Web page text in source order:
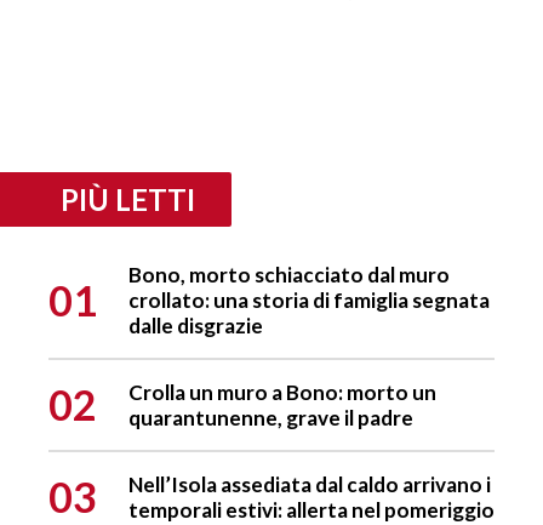
PIÙ LETTI
01
Bono, morto schiacciato dal muro
crollato: una storia di famiglia segnata
dalle disgrazie
02
Crolla un muro a Bono: morto un
quarantunenne, grave il padre
03
Nell’Isola assediata dal caldo arrivano i
temporali estivi: allerta nel pomeriggio